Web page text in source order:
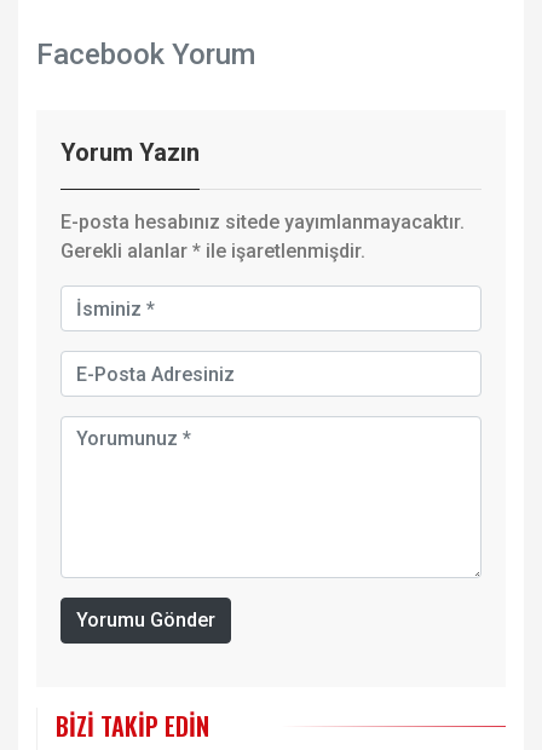
Facebook Yorum
Yorum Yazın
E-posta hesabınız sitede yayımlanmayacaktır.
Gerekli alanlar * ile işaretlenmişdir.
Yorumu Gönder
BIZI TAKIP EDIN